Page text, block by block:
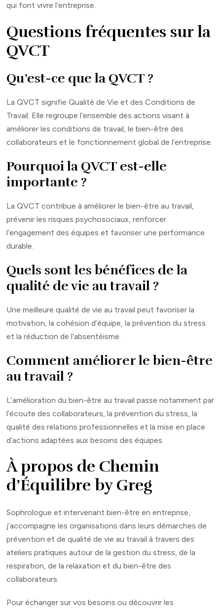
qui font vivre l’entreprise.
Questions fréquentes sur la
QVCT
Qu’est-ce que la QVCT ?
La QVCT signifie Qualité de Vie et des Conditions de
Travail. Elle regroupe l’ensemble des actions visant à
améliorer les conditions de travail, le bien-être des
collaborateurs et le fonctionnement global de l’entreprise.
Pourquoi la QVCT est-elle
importante ?
La QVCT contribue à améliorer le bien-être au travail,
prévenir les risques psychosociaux, renforcer
l’engagement des équipes et favoriser une performance
durable.
Quels sont les bénéfices de la
qualité de vie au travail ?
Une meilleure qualité de vie au travail peut favoriser la
motivation, la cohésion d’équipe, la prévention du stress
et la réduction de l’absentéisme.
Comment améliorer le bien-être
au travail ?
L’amélioration du bien-être au travail passe notamment par
l’écoute des collaborateurs, la prévention du stress, la
qualité des relations professionnelles et la mise en place
d’actions adaptées aux besoins des équipes.
À propos de Chemin
d’Équilibre by Greg
Sophrologue et intervenant bien-être en entreprise,
j’accompagne les organisations dans leurs démarches de
prévention et de qualité de vie au travail à travers des
ateliers pratiques autour de la gestion du stress, de la
respiration, de la relaxation et du bien-être des
collaborateurs.
Pour échanger sur vos besoins ou découvrir les